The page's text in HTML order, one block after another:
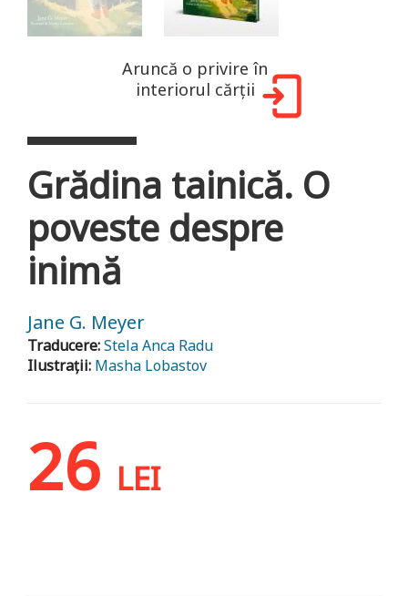
Aruncă o privire în
interiorul cărții
Grădina tainică. O
poveste despre
inimă
Jane G. Meyer
Traducere:Stela Anca Radu
Ilustrații: Masha Lobastov
26 LEI